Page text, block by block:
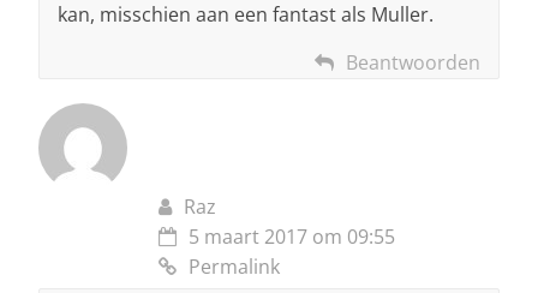
kan, misschien aan een fantast als Muller.
Beantwoorden
Raz
5 maart 2017 om 09:55
Permalink